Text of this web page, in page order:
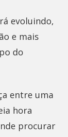
evoluindo,
e mais
do
entre uma
hora
procurar